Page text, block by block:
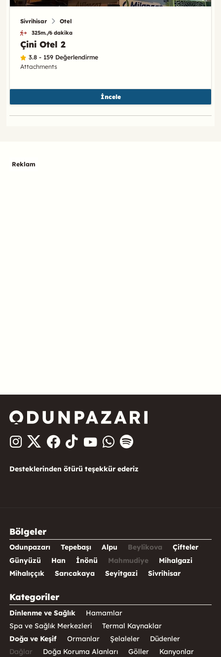
Sivrihisar Otel
325m./6 dakika
Çini Otel 2
3.8 - 159 Değerlendirme
Attachments
İncele
Reklam
Desteklerinden ötürü teşekkür ederiz
Bölgeler
Odunpazarı Tepebaşı Alpu Beylikova
Çifteler
Günyüzü
Han İnönü Mahmudiye
Mihalgazi
Mihalıççık
Sarıcakaya Seyitgazi Sivrihisar
Kategoriler
Dinlenme ve Sağlık
Hamamlar
Spa ve Sağlık Merkezleri
Termal Kaynaklar
Doğa ve Keşif
Ormanlar Şelaleler
Düdenler
Dağlar
Doğa Koruma Alanları Göller
Kanyonlar